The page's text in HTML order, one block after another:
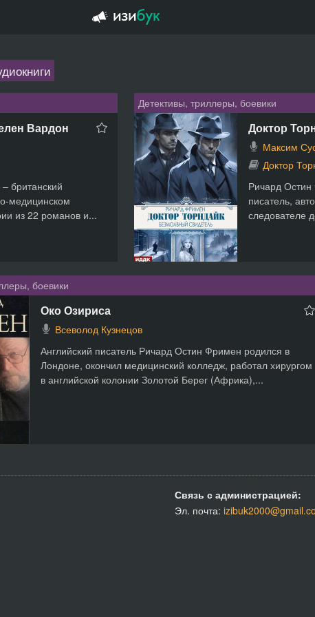
Вардон
британский
медицинском
из 22 романов и...
Детективы, триллеры, боевики
Доктор
Максим
Доктор
Ричард
писатель,
следователе
боевики
Око Озириса
Всеволод Кузнецов
Английский писатель Ричард Остин Фримен родился в
Лондоне, окончил медицинский колледж, работал хирургом
в английской колонии Золотой Берег (Африка),...
Связь с администрацией:
Эл. почта: